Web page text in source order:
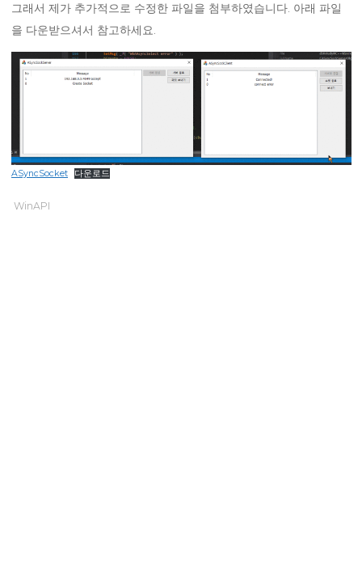
그래서 제가 추가적으로 수정한 파일을 첨부하였습니다. 아래 파일
을 다운받으셔서 참고하세요.
ASyncSocket 다운로드
WinAPI